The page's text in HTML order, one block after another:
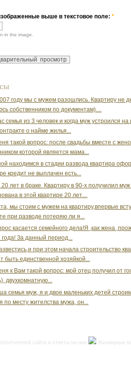
выше в текстовое поле: *
in the image.
году мы с мужем разошлись. Квартиру не
собственником по документам)....
семья из 3 человек и когда муж устроился
о найме жилья...
такой вопрос: после свадьбы вместе с
которой является мама...
находимся в стадии развода квартира
кредит не выплачен есть...
лет в браке. Квартиру в 90-х получилил
в этой квартире 20 лет....
мы стоим с мужем на квартиру,впервые
при разводе потеряю ли я...
касается семейного дела!Я ,как жена
года! За данный период...
при этом начала строительство
быть единственной хозяйкой...
к Вам такой вопрос: мой отец получил от
двухкомнатную...
семья муж, я и двое маленьких детей
по месту жителства мужа, он...
сайта и ответы на них Жилищные